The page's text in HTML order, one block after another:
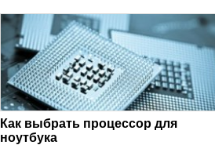
Как выбрать процессор для
ноутбука